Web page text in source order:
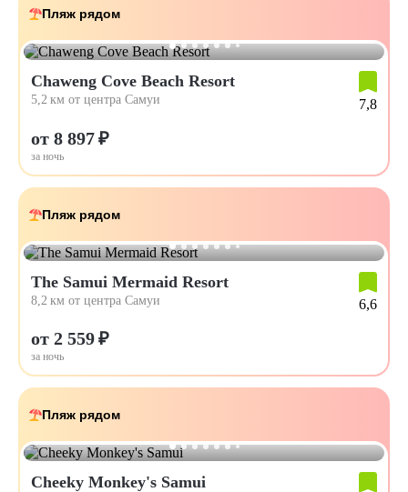
Пляж рядом
Chaweng Cove Beach Resort
5,2 км от центра Самуи 7,8
от 8 897 ₽
за ночь
Пляж рядом
The Samui Mermaid Resort
8,2 км от центра Самуи 6,6
от 2 559 ₽
за ночь
Пляж рядом
Cheeky Monkey's Samui